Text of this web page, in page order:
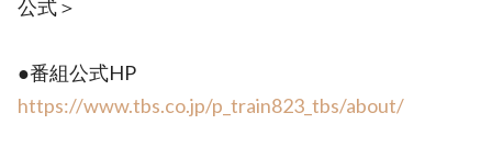
公式＞
●番組公式HP
https://www.tbs.co.jp/p_train823_tbs/about/